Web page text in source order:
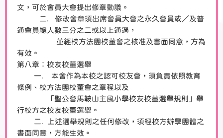
文，可於會員大會提出修章動議。
二. 修改會章須出席會員大會之永久會員或／及普
通會員總人數三分之二或以上通過，
並經校方法團校董會之核准及書面同意，方為
有效。
第八章：校友校董選舉
一. 本會作為本校之認可校友會，須負責依照教育
條例、校方法團校董會之章程以及
「聖公會馬鞍山主風小學校友校董選舉規則」舉
行校方之校友校董選舉。
二. 上述選舉規則之任何修改，須經校方辦學團體之
書面同意，方能生效。